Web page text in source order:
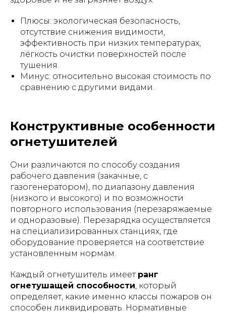
Плюсы: экологическая безопасность,
отсутствие снижения видимости,
эффективность при низких температурах,
лёгкость очистки поверхностей после
тушения.
Минус: относительно высокая стоимость по
сравнению с другими видами.
Конструктивные особенности
огнетушителей
Они различаются по способу создания
рабочего давления (закачные, с
газогенератором), по диапазону давления
(низкого и высокого) и по возможности
повторного использования (перезаряжаемые
и одноразовые). Перезарядка осуществляется
на специализированных станциях, где
оборудование проверяется на соответствие
установленным нормам.
Каждый огнетушитель имеет ранг
огнетушащей способности , который
определяет, какие именно классы пожаров он
способен ликвидировать. Нормативные